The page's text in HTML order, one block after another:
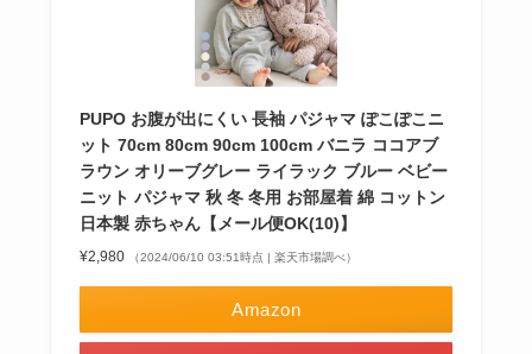
PUPO お腹が出にくい 長袖 パジャマ ぽこぽこニ
ット 70cm 80cm 90cm 100cm バニラ ココアブ
ラウン オリーブグレー ライラック ブルー ベビー
ニット パジャマ 秋 冬 冬用 お部屋着 綿 コットン
日本製 赤ちゃん【メール便OK(10)】
¥2,980 （2024/06/10 03:51時点 | 楽天市場調べ）
Amazon